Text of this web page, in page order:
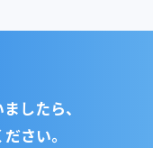
したら、
さい。